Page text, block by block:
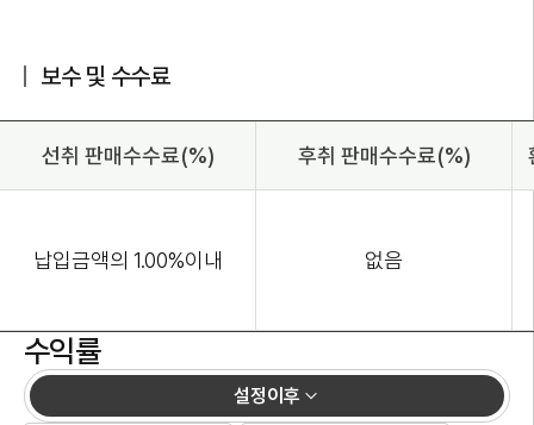
보수 및 수수료
선취 판매수수료(%) 후취 판매수수료(%)
납입금액의 1.00%이내 없음
수익률
설정이후